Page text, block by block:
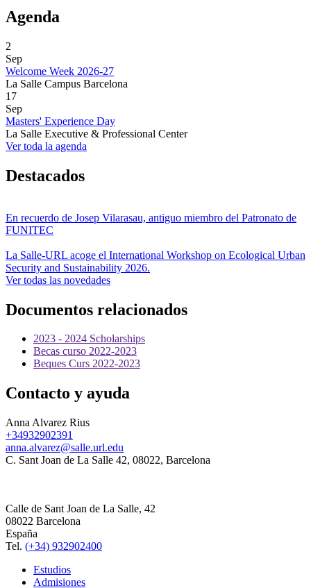
Agenda
2
Sep
Welcome Week 2026-27
La Salle Campus Barcelona
17
Sep
Masters' Experience Day
La Salle Executive & Professional Center
Ver toda la agenda
Destacados
En recuerdo de Josep Vilarasau, antiguo miembro del Patronato de
FUNITEC
La Salle-URL acoge el International Workshop on Ecological Urban
Security and Sustainability 2026.
Ver todas las novedades
Documentos relacionados
2023 - 2024 Scholarships
Becas curso 2022-2023
Beques Curs 2022-2023
Contacto y ayuda
Anna Alvarez Rius
+34932902391
anna.alvarez@salle.url.edu
C. Sant Joan de La Salle 42, 08022, Barcelona
Calle de Sant Joan de La Salle, 42
08022 Barcelona
España
Tel. (+34) 932902400
Estudios
Admisiones